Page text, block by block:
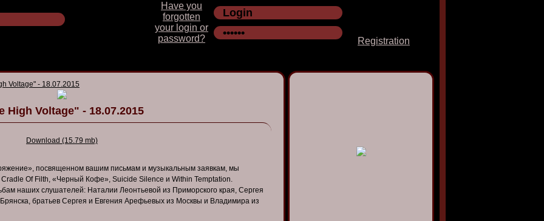
Have you
forgotten
your login or
password?
Registration
Voltage" - 18.07.2015
High Voltage" - 18.07.2015
Download (15.79 mb)
», посвященном вашим письмам и музыкальным заявкам, мы
Of Filth, «Черный Кофе», Suicide Silence и Within Temptation.
наших слушателей: Наталии Леонтьевой из Приморского края, Сергея
Брянска, братьев Сергея и Евгения Арефьевых из Москвы и Владимира из